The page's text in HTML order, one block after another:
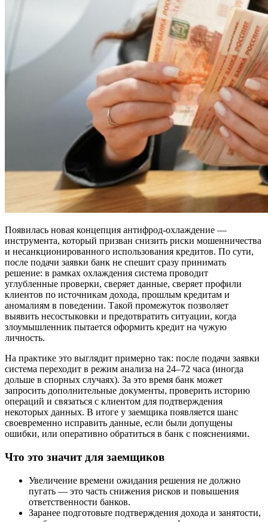
Появилась новая концепция антифрод-охлаждение —
инструмента, который призван снизить риски мошенничества
и несанкционированного использования кредитов. По сути,
после подачи заявки банк не спешит сразу принимать
решение: в рамках охлаждения система проводит
углубленные проверки, сверяет данные, сверяет профили
клиентов по источникам дохода, прошлым кредитам и
аномалиям в поведении. Такой промежуток позволяет
выявить несостыковки и предотвратить ситуации, когда
злоумышленник пытается оформить кредит на чужую
личность.
На практике это выглядит примерно так: после подачи заявки
система переходит в режим анализа на 24–72 часа (иногда
дольше в спорных случаях). За это время банк может
запросить дополнительные документы, проверить историю
операций и связаться с клиентом для подтверждения
некоторых данных. В итоге у заемщика появляется шанс
своевременно исправить данные, если были допущены
ошибки, или оперативно обратиться в банк с пояснениями.
Что это значит для заемщиков
Увеличение времени ожидания решения не должно
пугать — это часть снижения рисков и повышения
ответственности банков.
Заранее подготовьте подтверждения дохода и занятости,